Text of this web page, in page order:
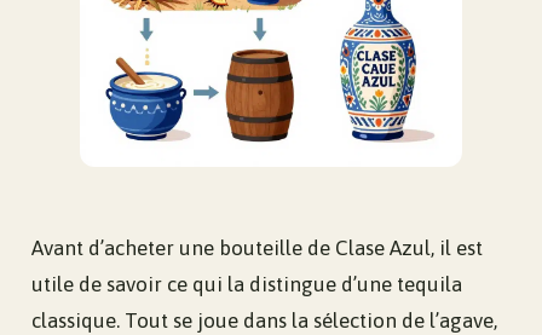
Avant d’acheter une bouteille de Clase Azul, il est
utile de savoir ce qui la distingue d’une tequila
classique. Tout se joue dans la sélection de l’agave,